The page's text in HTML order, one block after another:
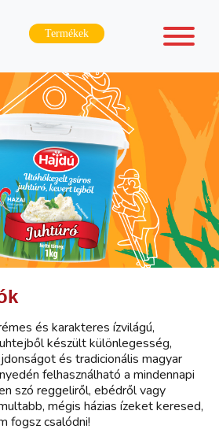
Termékek
és karakteres ízvilágú,
készült különlegesség,
és tradicionális magyar
felhasználható a mindennapi
szó reggeliről, ebédről vagy
mégis házias ízeket keresed,
fogsz csalódni!